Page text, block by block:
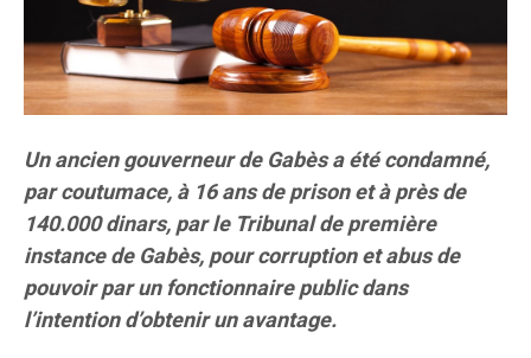
Un ancien gouverneur de Gabès a été condamné,
par coutumace, à 16 ans de prison et à près de
140.000 dinars, par le Tribunal de première
instance de Gabès, pour corruption et abus de
pouvoir par un fonctionnaire public dans
l’intention d’obtenir un avantage.